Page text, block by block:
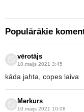
Populārākie
vērotājs
10.maijs 2021 3:45
kāda jahta, copes laiva
Merkurs
10.maijs 2021 10:08